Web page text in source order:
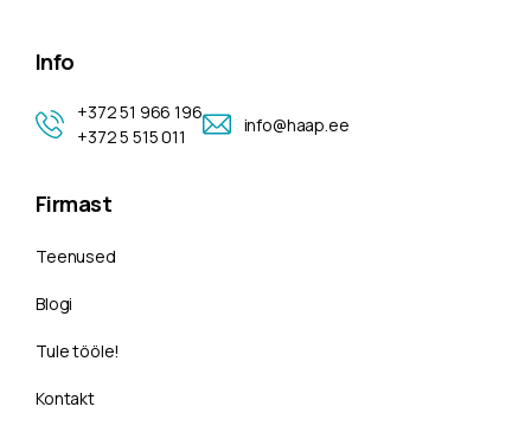
Info
+372 51 966 196
+372 5 515 011
info@haap.ee
Firmast
Teenused
Blogi
Tule tööle!
Kontakt